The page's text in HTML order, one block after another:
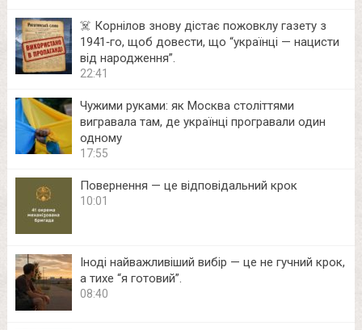
☠️ Корнілов знову дістає пожовклу газету з
1941‑го, щоб довести, що “українці — нацисти
від народження”.
22:41
Чужими руками: як Москва століттями
вигравала там, де українці програвали один
одному
17:55
Повернення — це відповідальний крок
10:01
Іноді найважливіший вибір — це не гучний крок,
а тихе “я готовий”.
08:40